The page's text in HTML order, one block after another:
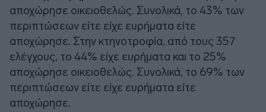
αποχώρησε οικειοθελώς. Συνολικά, το 43% των
περιπτώσεων είτε είχε ευρήματα είτε
αποχώρησε. Στην κτηνοτροφία, από τους 357
ελέγχους, το 44% είχε ευρήματα και το 25%
αποχώρησε οικειοθελώς. Συνολικά, το 69% των
περιπτώσεων είτε είχε ευρήματα είτε
αποχώρησε.